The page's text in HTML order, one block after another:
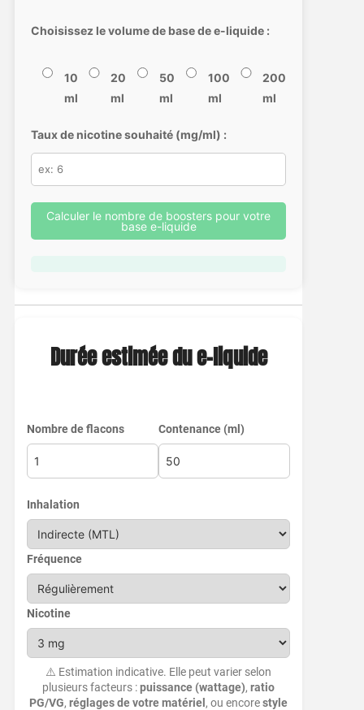
Choisissez le volume de base de e-liquide :
10
ml
20
ml
50
ml
100
ml
200
ml
Taux de nicotine souhaité (mg/ml) :
Calculer le nombre de boosters pour votre
base e-liquide
Durée estimée du e-liquide
Nombre de flacons Contenance (ml)
Inhalation
Fréquence
Nicotine
⚠️ Estimation indicative. Elle peut varier selon
plusieurs facteurs :puissance (wattage),ratio
PG/VG,réglages de votre matériel , ou encorestyle